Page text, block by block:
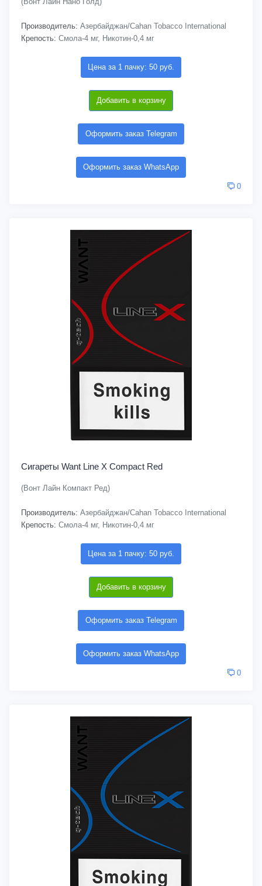
Производитель: Азербайджан/Cahan Tobacco International
Крепость: Смола-4 мг, Никотин-0,4 мг
Цена за 1 пачку: 50 руб.
Добавить в корзину
Оформить заказ Telegram
Оформить заказ WhatsApp
0
Сигареты Want Line X Compact Red
(Вонт Лайн Компакт Ред)
Производитель: Азербайджан/Cahan Tobacco International
Крепость: Смола-4 мг, Никотин-0,4 мг
Цена за 1 пачку: 50 руб.
Добавить в корзину
Оформить заказ Telegram
Оформить заказ WhatsApp
0